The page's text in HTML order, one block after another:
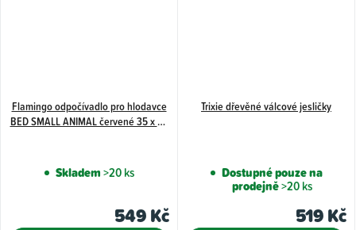
Flamingo odpočívadlo pro hlodavce
BED SMALL ANIMAL červené 35 x 28
Skladem>20 ks
549 Kč
Trixie dřevěné válcové jesličky
Dostupné pouze na
prodejně>20 ks
519 Kč